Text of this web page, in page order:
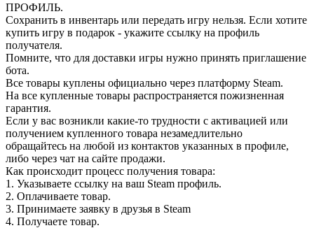
ПРОФИЛЬ.
Сохранить в инвентарь или передать игру нельзя. Если хотите
купить игру в подарок - укажите ссылку на профиль
получателя.
Помните, что для доставки игры нужно принять приглашение
бота.
Все товары куплены официально через платформу Steam.
На все купленные товары распространяется пожизненная
гарантия.
Если у вас возникли какие-то трудности с активацией или
получением купленного товара незамедлительно
обращайтесь на любой из контактов указанных в профиле,
либо через чат на сайте продажи.
Как происходит процесс получения товара:
1. Указываете ссылку на ваш Steam профиль.
2. Оплачиваете товар.
3. Принимаете заявку в друзья в Steam
4. Получаете товар.